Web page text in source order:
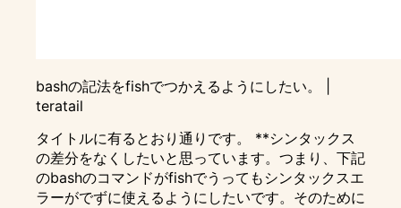
bashの記法をfishでつかえるようにしたい。 |
teratail
タイトルに有るとおり通りです。 **シンタックス
の差分をなくしたいと思っています。つまり、下記
のbashのコマンドがfishでうってもシンタックスエ
ラーがでずに使えるようにしたいです。そのために